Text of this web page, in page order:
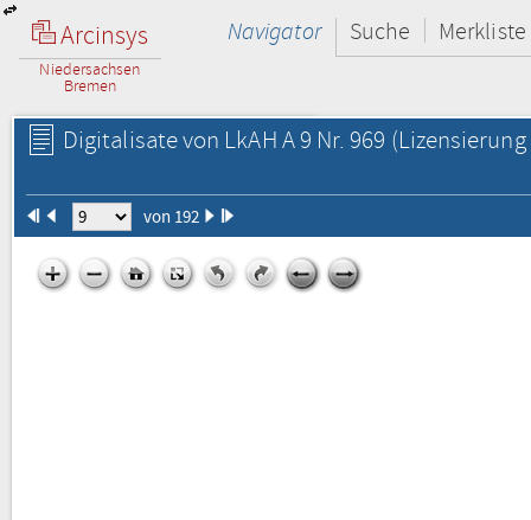
Arcinsys
Niedersachsen
Bremen
Navigator Suche Merkliste
Digitalisate von LkAH A 9 Nr. 969
von 192